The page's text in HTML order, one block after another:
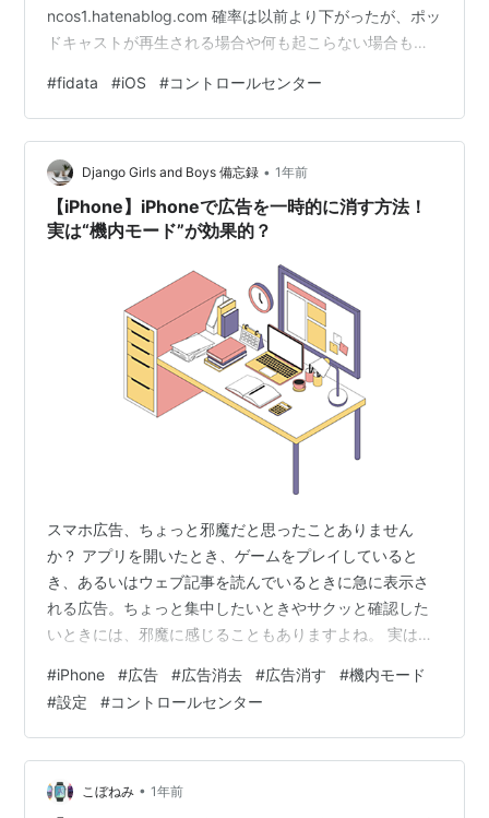
ncos1.hatenablog.com 確率は以前より下がったが、ポッ
ドキャストが再生される場合や何も起こらない場合も発
fidataにしてみては？と思ったが設定そのものが見当たら
ない。 Webを検索してみるも、見当たらない？siriの設定
の音楽再生アプリを設定するような説明は少しみつけ
た。 siriに ”fidataで音楽再生して” と指示してみると、出
来ないと回答された。 siriが対応していな…
#fidata #iOS #コントロールセンター
Django Girls and Boys 備忘録 • 1年前
【iPhone】iPhoneで広告を一時的に消す方法！
実は“機内モード”が効果的？
スマホ広告、ちょっと邪魔だと思ったことありません
か？ アプリを開いたとき、ゲームをプレイしていると
き、あるいはウェブ記事を読んでいるときに急に表示さ
れる広告。ちょっと集中したいときやサクッと確認した
いときには、邪魔に感じることもありますよね。 実は、
法があります。それが、「機内モードをオンにする」と
いう方法です。 機内モードで広告が消える理由 iPhoneの
機内モードをオンにすると、Wi-Fiやモバイル通信がオフ
になるため、広告が読み込まれなくなります。 多くの広
告は、インターネット経由でリアルタイムに配信されて
#iPhone #広告 #広告消去 #広告消す #機内モード
#設定 #コントロールセンター
こぼねみ • 1年前